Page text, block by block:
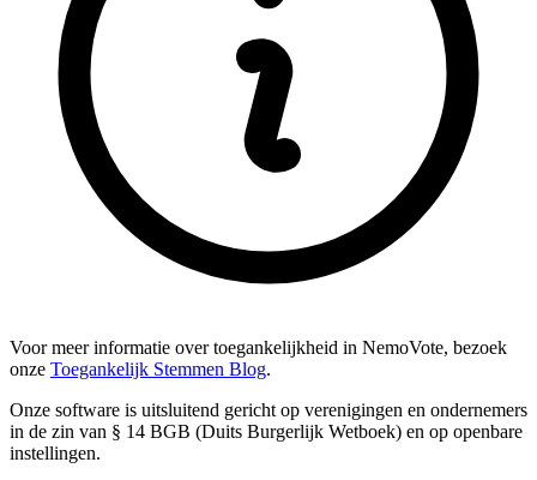
Voor meer informatie over toegankelijkheid in NemoVote, bezoek
onze Toegankelijk Stemmen Blog.
Onze software is uitsluitend gericht op verenigingen en ondernemers
in de zin van § 14 BGB (Duits Burgerlijk Wetboek) en op openbare
instellingen.